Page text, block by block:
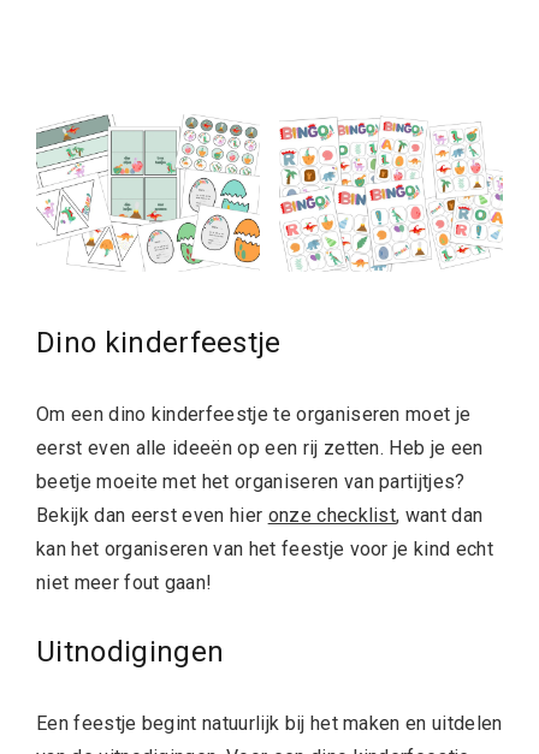
Dino kinderfeestje
Om een dino kinderfeestje te organiseren moet je
eerst even alle ideeën op een rij zetten. Heb je een
beetje moeite met het organiseren van partijtjes?
Bekijk dan eerst even hier onze checklist, want dan
kan het organiseren van het feestje voor je kind echt
niet meer fout gaan!
Uitnodigingen
Een feestje begint natuurlijk bij het maken en uitdelen